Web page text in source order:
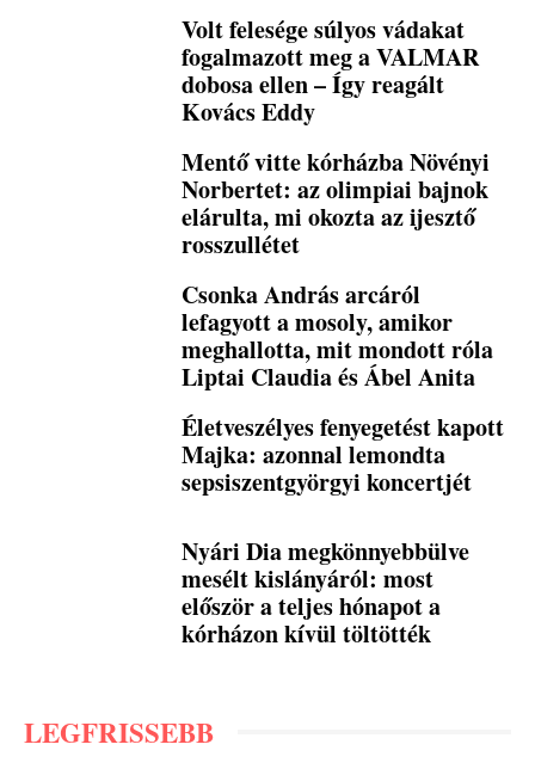
Volt felesége súlyos vádakat
fogalmazott meg a VALMAR
dobosa ellen – Így reagált
Kovács Eddy
Mentő vitte kórházba Növényi
Norbertet: az olimpiai bajnok
elárulta, mi okozta az ijesztő
rosszullétet
Csonka András arcáról
lefagyott a mosoly, amikor
meghallotta, mit mondott róla
Liptai Claudia és Ábel Anita
Életveszélyes fenyegetést kapott
Majka: azonnal lemondta
sepsiszentgyörgyi koncertjét
Nyári Dia megkönnyebbülve
mesélt kislányáról: most
először a teljes hónapot a
kórházon kívül töltötték
LEGFRISSEBB